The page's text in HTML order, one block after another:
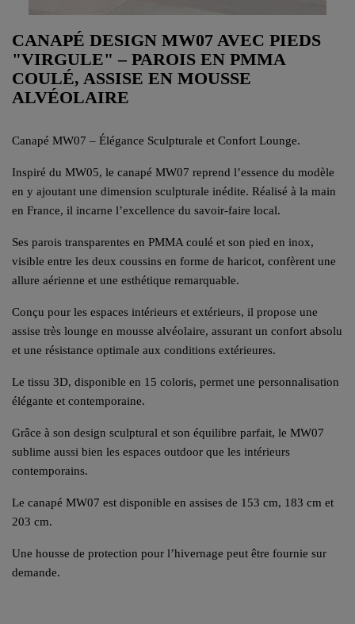
CANAPÉ DESIGN MW07 AVEC PIEDS
"VIRGULE" – PAROIS EN PMMA
COULÉ, ASSISE EN MOUSSE
ALVÉOLAIRE
Canapé MW07 – Élégance Sculpturale et Confort Lounge.
Inspiré du MW05, le canapé MW07 reprend l’essence du modèle
en y ajoutant une dimension sculpturale inédite. Réalisé à la main
en France, il incarne l’excellence du savoir-faire local.
Ses parois transparentes en PMMA coulé et son pied en inox,
visible entre les deux coussins en forme de haricot, confèrent une
allure aérienne et une esthétique remarquable.
Conçu pour les espaces intérieurs et extérieurs, il propose une
assise très lounge en mousse alvéolaire, assurant un confort absolu
et une résistance optimale aux conditions extérieures.
Le tissu 3D, disponible en 15 coloris, permet une personnalisation
élégante et contemporaine.
Grâce à son design sculptural et son équilibre parfait, le MW07
sublime aussi bien les espaces outdoor que les intérieurs
contemporains.
Le canapé MW07 est disponible en assises de 153 cm, 183 cm et
203 cm.
Une housse de protection pour l’hivernage peut être fournie sur
demande.